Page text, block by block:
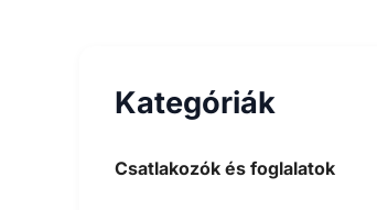
a
k
v
Kategóriák
Csatlakozók és foglalatok